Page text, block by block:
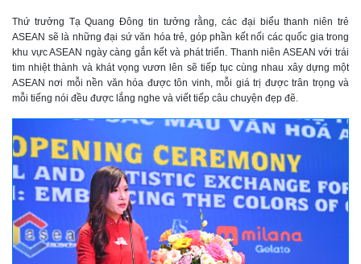
Thứ trưởng Tạ Quang Đông tin tưởng rằng, các đại biểu thanh niên trẻ
ASEAN sẽ là những đại sứ văn hóa trẻ, góp phần kết nối các quốc gia trong
khu vực ASEAN ngày càng gắn kết và phát triển. Thanh niên ASEAN với trái
tim nhiệt thành và khát vọng vươn lên sẽ tiếp tục cùng nhau xây dựng một
ASEAN nơi mỗi nền văn hóa được tôn vinh, mỗi giá trị được trân trọng và
mỗi tiếng nói đều được lắng nghe và viết tiếp câu chuyện đẹp đẽ.